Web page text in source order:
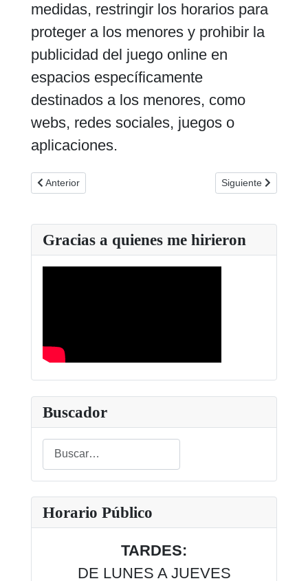
medidas, restringir los horarios para
proteger a los menores y prohibir la
publicidad del juego online en
espacios específicamente
destinados a los menores, como
webs, redes sociales, juegos o
aplicaciones.
Artículo anterior: Programa del XXIV Congreso de FAJER
Anterior Artículo siguiente:
Siguiente
Gracias a quienes me hirieron
Buscador
Buscar
Type 2 or more characters for results.
Horario Público
TARDES:
DE LUNES A JUEVES